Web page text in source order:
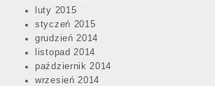
luty 2015
styczeń 2015
grudzień 2014
listopad 2014
październik 2014
wrzesień 2014